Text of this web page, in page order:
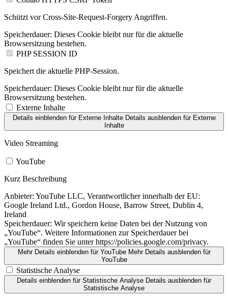
Schützt vor Cross-Site-Request-Forgery Angriffen.
Speicherdauer: Dieses Cookie bleibt nur für die aktuelle
Browsersitzung bestehen.
PHP SESSION ID
Speichert die aktuelle PHP-Session.
Speicherdauer: Dieses Cookie bleibt nur für die aktuelle
Browsersitzung bestehen.
Externe Inhalte
Details einblendenfür Externe Inhalte Details ausblendenfür Externe
Inhalte
Video Streaming
YouTube
Kurz Beschreibung
Anbieter: YouTube LLC, Verantwortlicher innerhalb der EU:
Google Ireland Ltd., Gordon House, Barrow Street, Dublin 4,
Ireland
Speicherdauer: Wir speichern keine Daten bei der Nutzung von
„YouTube“. Weitere Informationen zur Speicherdauer bei
„YouTube“ finden Sie unter https://policies.google.com/privacy.
Mehr Details einblendenfür YouTube Mehr Details ausblendenfür
YouTube
Statistische Analyse
Details einblenden für Statistische Analyse Details ausblenden für
Statistische Analyse